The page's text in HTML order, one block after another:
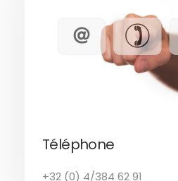
Téléphone
+32 (0) 4/384 62 91